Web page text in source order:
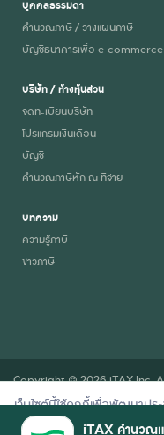
ข้าง
เคียง
ที่ 1
100,000
รางวัล
ที่ 2
บุคคลธรรมดา
คำนวณภาษี / วางแผนภาษี
บัญชีธนาคารเพื่อ e-commerce
บริษัท / ห้างหุ้นส่วน
จดทะเบียนบริษัท
โปรแกรมเงินเดือน
บัญชี
คำนวณภาษีหัก ณ ที่จ่าย
บทความ
ความรู้ภาษี
ข่าวภาษี
Copyright © 2026 iTAX Inc.
เว็บไซต์นี้ใช้คุกกี้เพื่อพัฒนาปร
การใช้งานที่ดี อ่านรายละเอียด
iTAX คำนวณ